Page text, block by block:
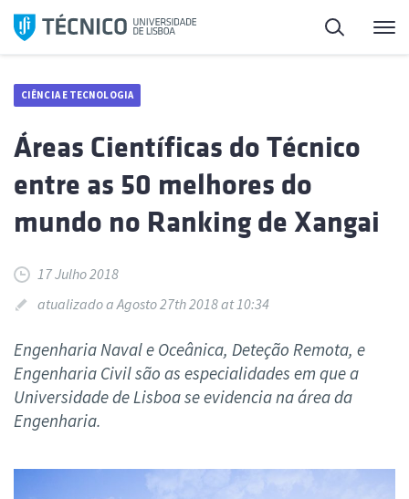
Saltar
para
Pesquisa
CIÊNCIA E TECNOLOGIA
Áreas Científicas do Técnico
entre as 50 melhores do
mundo no Ranking de Xangai
17 Julho 2018
atualizado a Agosto 27th 2018 at 10:34
Engenharia Naval e Oceânica, Deteção Remota, e
Engenharia Civil são as especialidades em que a
Universidade de Lisboa se evidencia na área da
Engenharia.